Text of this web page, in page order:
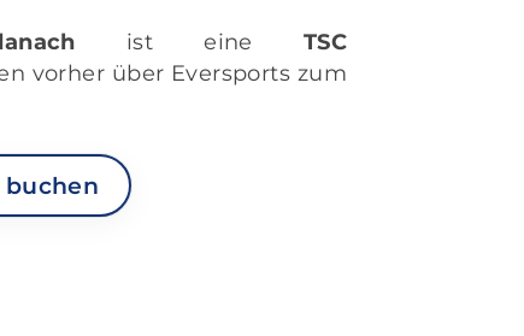
ist eine TSC
vorher über Eversports zum